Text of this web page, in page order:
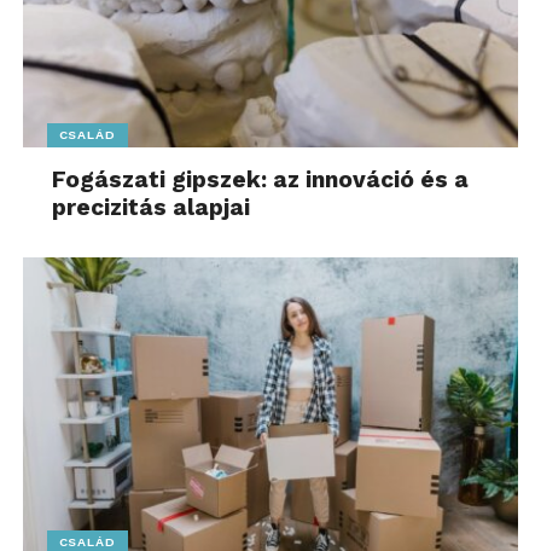
CSALÁD
Fogászati gipszek: az innováció és a
precizitás alapjai
CSALÁD